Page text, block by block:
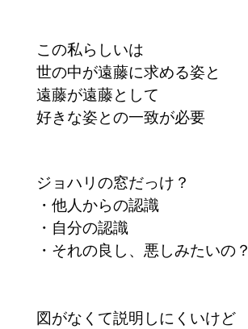
この私らしいは
世の中が遠藤に求める姿と
遠藤が遠藤として
好きな姿との一致が必要
ジョハリの窓だっけ？
・他人からの認識
・自分の認識
・それの良し、悪しみたいの？
図がなくて説明しにくいけど